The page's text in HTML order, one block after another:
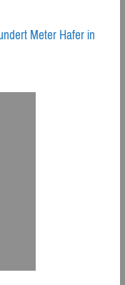
Meter Hafer in